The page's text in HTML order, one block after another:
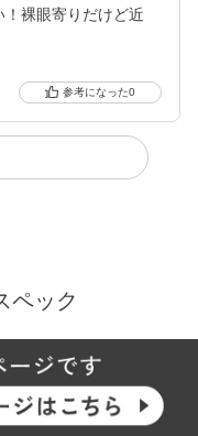
裸眼寄りだけど近
0
ペック